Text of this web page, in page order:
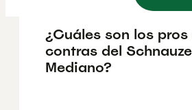
¿Cuáles son los pros
contras del
Mediano?